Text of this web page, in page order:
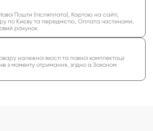
Пошти (післяплата), Картою на сайті,
по Києву та передмістю, Оплата частинами,
рахунок.
належної якості та повної комплектації
з моменту отримання, згідно із Законом